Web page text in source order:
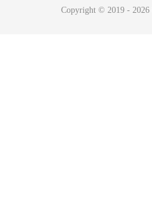
Copyright © 2019 - 2026